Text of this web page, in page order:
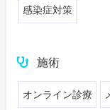
感染症対策
施術
オンライン診療